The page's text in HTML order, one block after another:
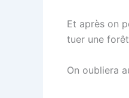
Et après on
tuer une
On oubliera